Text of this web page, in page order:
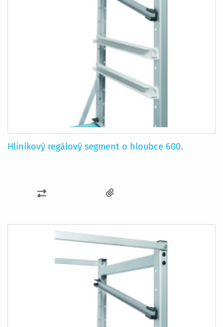
Hliníkový regálový segment o hloubce 600.
PŘIDAT
POROVNÁNÍ